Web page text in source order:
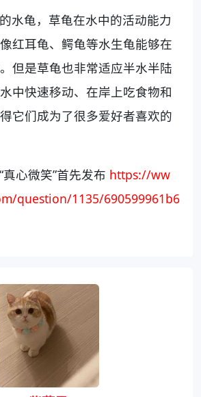
水龟，草龟在水中的活动能力
红耳龟、鳄龟等水生龟能够在
但是草龟也非常适应半水半陆
中快速移动、在岸上吃食物和
它们成为了很多爱好者喜欢的
心微笑”首先发布 https://ww
question/1135/690599961b6